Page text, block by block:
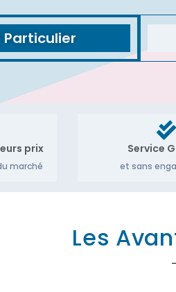
Particulier
prix
marché
Service
et sans
Les